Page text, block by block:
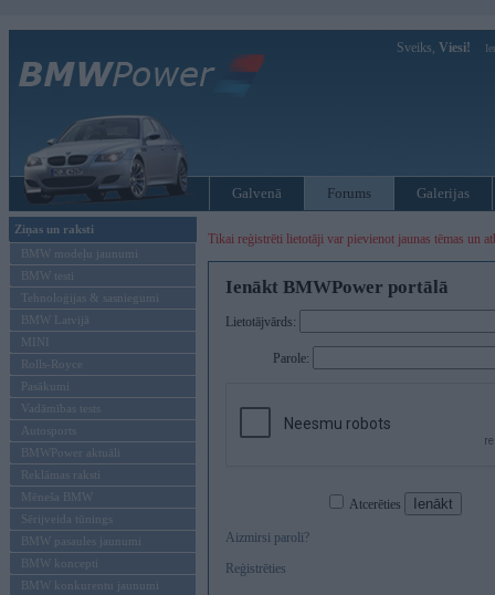
Sveiks, Viesi!
Galvenā Forums Galerijas
Ziņas un raksti
BMW modeļu jaunumi
BMW testi
Tehnoloģijas & sasniegumi
BMW Latvijā
MINI
Rolls-Royce
Pasākumi
Vadāmības tests
Autosports
BMWPower aktuāli
Reklāmas raksti
Mēneša BMW
Sērijveida tūnings
BMW pasaules jaunumi
BMW koncepti
BMW konkurentu jaunumi
Tikai reģistrēti lietotāji var pievienot jaunas tēmas un
Ienākt BMWPower portālā
Lietotājvārds:
Parole:
Atcerēties
Aizmirsi paroli?
Reģistrēties